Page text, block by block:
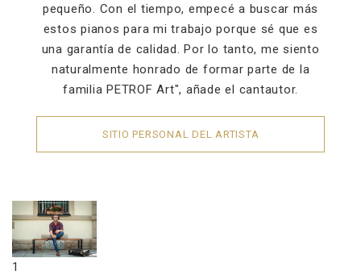
pequeño. Con el tiempo, empecé a buscar más
estos pianos para mi trabajo porque sé que es
una garantía de calidad. Por lo tanto, me siento
naturalmente honrado de formar parte de la
familia PETROF Art", añade el cantautor.
SITIO PERSONAL DEL ARTISTA
1